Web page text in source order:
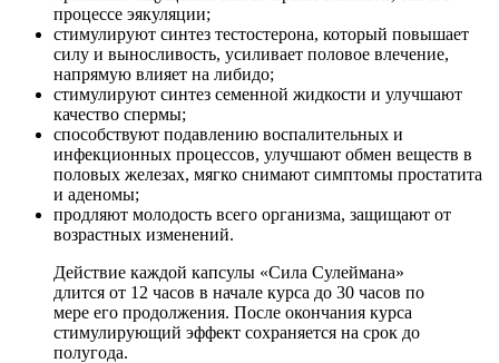
процессе эякуляции;
стимулируют синтез тестостерона, который повышает
силу и выносливость, усиливает половое влечение,
напрямую влияет на либидо;
стимулируют синтез семенной жидкости и улучшают
качество спермы;
способствуют подавлению воспалительных и
инфекционных процессов, улучшают обмен веществ в
половых железах, мягко снимают симптомы простатита
и аденомы;
продляют молодость всего организма, защищают от
возрастных изменений.
Действие каждой капсулы «Сила Сулеймана»
длится от 12 часов в начале курса до 30 часов по
мере его продолжения. После окончания курса
стимулирующий эффект сохраняется на срок до
полугода.